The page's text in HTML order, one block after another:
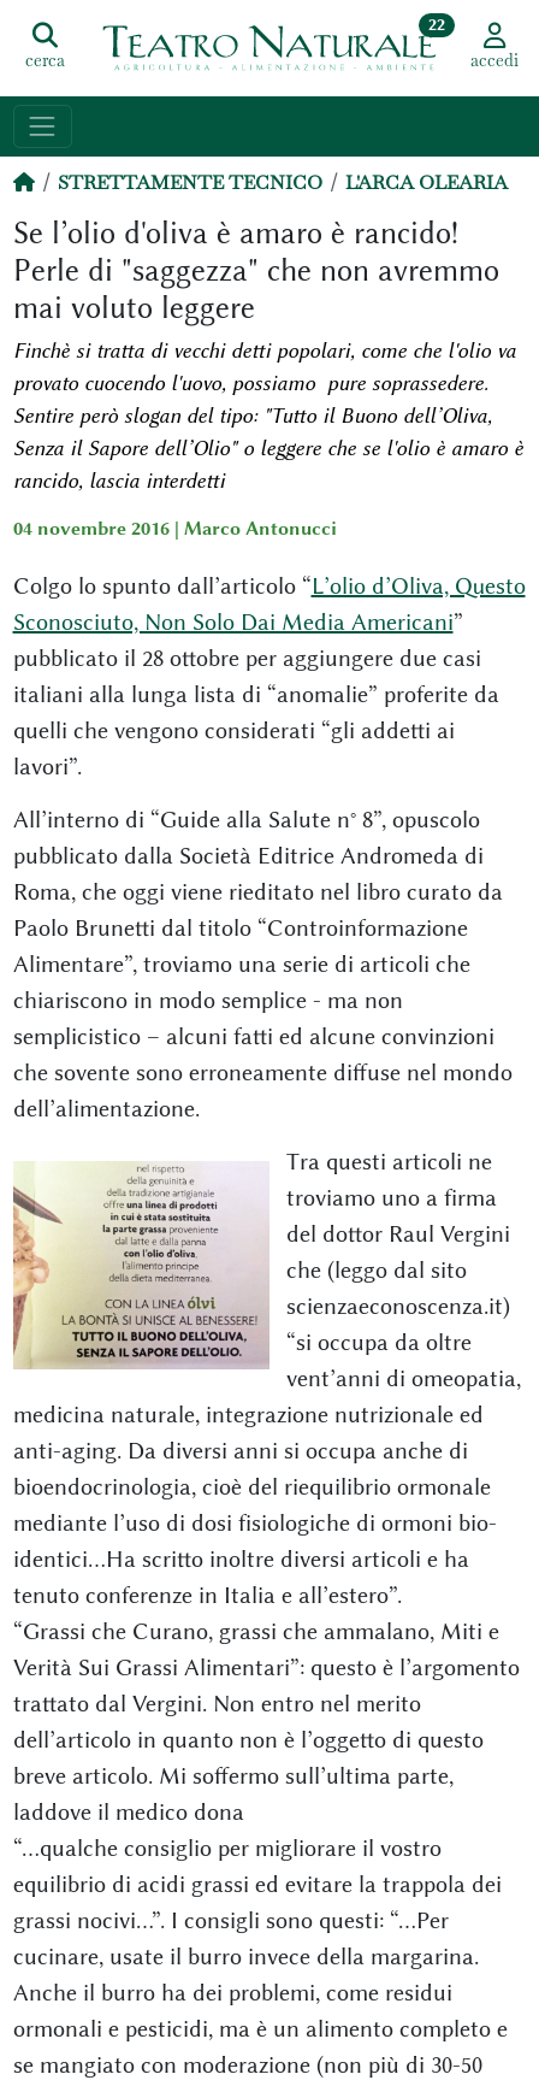
cerca
22
accedi
STRETTAMENTE TECNICO L'ARCA OLEARIA
Se l’olio d'oliva è amaro è rancido!
Perle di "saggezza" che non avremmo
mai voluto leggere
Finchè si tratta di vecchi detti popolari, come che l'olio va
provato cuocendo l'uovo, possiamo pure soprassedere.
Sentire però slogan del tipo: "Tutto il Buono dell’Oliva,
Senza il Sapore dell’Olio" o leggere che se l'olio è amaro è
rancido, lascia interdetti
04 novembre 2016 | Marco Antonucci
Colgo lo spunto dall’articolo “L’olio d’Oliva, Questo
Sconosciuto, Non Solo Dai Media Americani”
pubblicato il 28 ottobre per aggiungere due casi
italiani alla lunga lista di “anomalie” proferite da
quelli che vengono considerati “gli addetti ai
lavori”.
All’interno di “Guide alla Salute n° 8”, opuscolo
pubblicato dalla Società Editrice Andromeda di
Roma, che oggi viene rieditato nel libro curato da
Paolo Brunetti dal titolo “Controinformazione
Alimentare”, troviamo una serie di articoli che
chiariscono in modo semplice - ma non
semplicistico – alcuni fatti ed alcune convinzioni
che sovente sono erroneamente diffuse nel mondo
dell’alimentazione.
Tra questi articoli ne
troviamo uno a firma
del dottor Raul Vergini
che (leggo dal sito
scienzaeconoscenza.it)
“si occupa da oltre
vent’anni di omeopatia,
medicina naturale, integrazione nutrizionale ed
anti-aging. Da diversi anni si occupa anche di
bioendocrinologia, cioè del riequilibrio ormonale
mediante l’uso di dosi fisiologiche di ormoni bio-
identici…Ha scritto inoltre diversi articoli e ha
tenuto conferenze in Italia e all’estero”.
“Grassi che Curano, grassi che ammalano, Miti e
Verità Sui Grassi Alimentari”: questo è l’argomento
trattato dal Vergini. Non entro nel merito
dell’articolo in quanto non è l’oggetto di questo
breve articolo. Mi soffermo sull’ultima parte,
laddove il medico dona
“…qualche consiglio per migliorare il vostro
equilibrio di acidi grassi ed evitare la trappola dei
grassi nocivi…”. I consigli sono questi: “…Per
cucinare, usate il burro invece della margarina.
Anche il burro ha dei problemi, come residui
ormonali e pesticidi, ma è un alimento completo e
se mangiato con moderazione (non più di 30-50